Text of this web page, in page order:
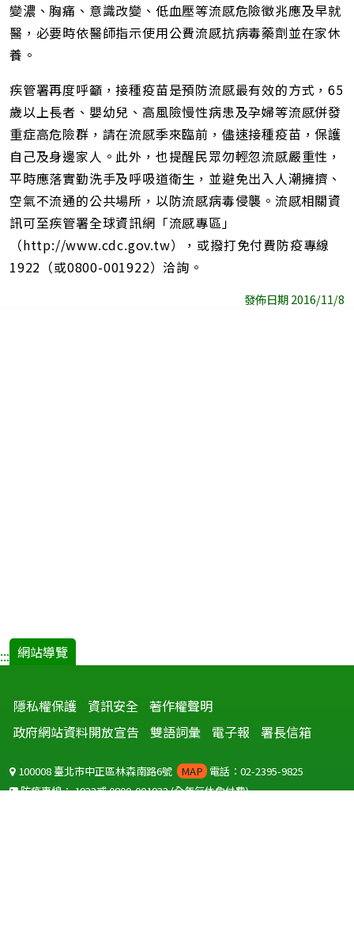
變濃、胸痛、意識改變、低血壓等流感危險徵兆應及早就
醫，必要時依醫師指示使用公費流感抗病毒藥劑並在家休
養。
疾管署再度呼籲，接種疫苗是預防流感最有效的方式，65
歲以上長者、嬰幼兒、高風險慢性病患及孕婦等流感併發
重症高危險群，請在流感季來臨前，儘速接種疫苗，保護
自己及身邊家人。此外，也提醒民眾勿輕忽流感嚴重性，
平時應落實勤洗手及呼吸道衛生，並避免出入人潮擁擠、
空氣不流通的公共場所，以防流感病毒侵襲。流感相關資
訊可至疾管署全球資訊網「流感專區」
（http://www.cdc.gov.tw），或撥打免付費防疫專線
1922（或0800-001922）洽詢。
發佈日期 2016/11/8
::: 網站導覽
隱私權保護 資訊安全 著作權聲明
政府網站資料開放宣告
雙語詞彙 電子報 署長信箱
100008 臺北市中正區林森南路6號 MAP 電話：02-2395-9825
防疫專線：1922或0800-001922(全年無休免付費)